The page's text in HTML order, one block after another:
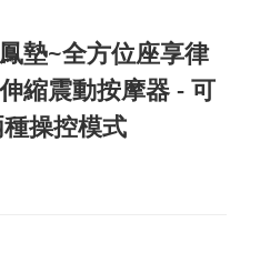
墊~全方位座享律
縮震動按摩器 - 可
操控模式